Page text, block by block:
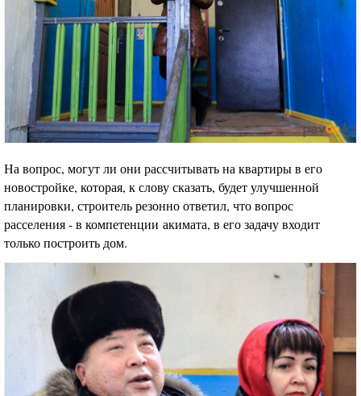
На вопрос, могут ли они рассчитывать на квартиры в его
новостройке, которая, к слову сказать, будет улучшенной
планировки, строитель резонно ответил, что вопрос
расселения - в компетенции акимата, в его задачу входит
только построить дом.